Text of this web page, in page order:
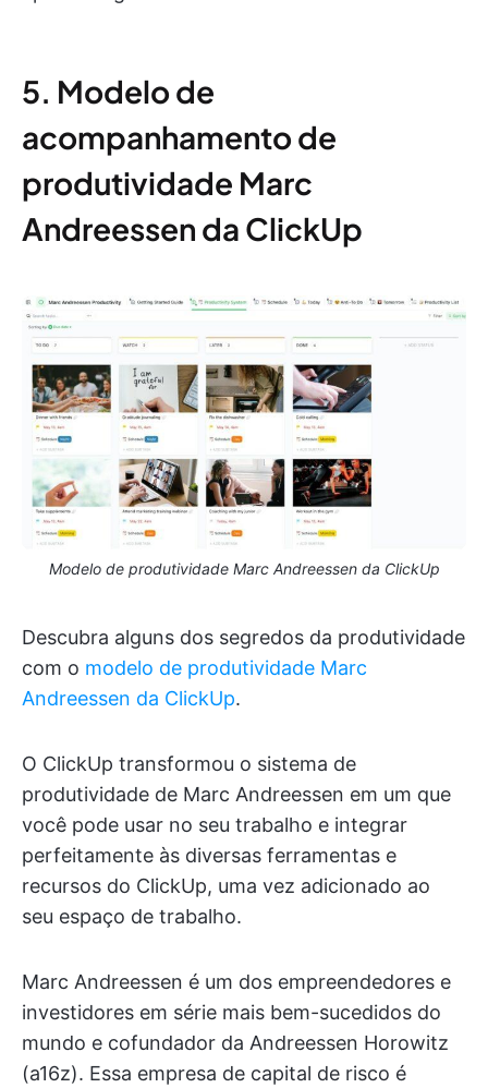
5. Modelo de
acompanhamento de
produtividade Marc
Andreessen da ClickUp
Modelo de produtividade Marc Andreessen da ClickUp
Descubra alguns dos segredos da produtividade
com o modelo de produtividade Marc
Andreessen da ClickUp.
O ClickUp transformou o sistema de
produtividade de Marc Andreessen em um que
você pode usar no seu trabalho e integrar
perfeitamente às diversas ferramentas e
recursos do ClickUp, uma vez adicionado ao
seu espaço de trabalho.
Marc Andreessen é um dos empreendedores e
investidores em série mais bem-sucedidos do
mundo e cofundador da Andreessen Horowitz
(a16z). Essa empresa de capital de risco é